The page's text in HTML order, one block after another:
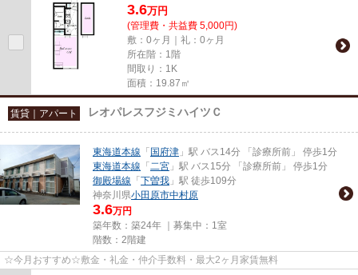
3.6万円
(管理費・共益費 5,000円)
敷：0ヶ月｜礼：0ヶ月
所在階：1階
間取り：1K
面積：19.87㎡
賃貸｜アパート レオパレスフジミハイツＣ
東海道本線 「 国府津 」駅 バス14分 「診療所前」 停歩1分
東海道本線 「 二宮 」駅 バス15分 「診療所前」 停歩1分
御殿場線 「 下曽我 」駅 徒歩109分
神奈川県小田原市中村原
3.6万円
築年数：築24年 ｜募集中： 1室
階数：2階建
☆今月おすすめ☆敷金・礼金・仲介手数料・最大2ヶ月家賃無料